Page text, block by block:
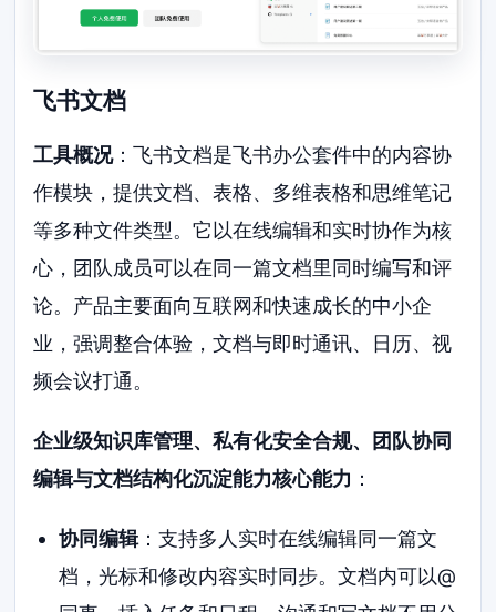
飞书文档
工具概况：飞书文档是飞书办公套件中的内容协
作模块，提供文档、表格、多维表格和思维笔记
等多种文件类型。它以在线编辑和实时协作为核
心，团队成员可以在同一篇文档里同时编写和评
论。产品主要面向互联网和快速成长的中小企
业，强调整合体验，文档与即时通讯、日历、视
频会议打通。
企业级知识库管理、私有化安全合规、团队协同
编辑与文档结构化沉淀能力核心能力 ：
协同编辑：支持多人实时在线编辑同一篇文
档，光标和修改内容实时同步。文档内可以@